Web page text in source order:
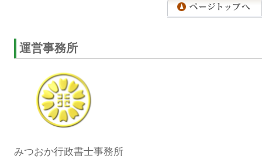
運営事務所
みつおか行政書士事務所